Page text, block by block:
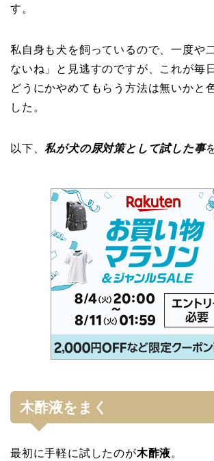
す。
私自身も犬を飼っているので、一度や
ないね」と見逃すのですが、これが毎
どうにかやめてもらう方法は無いかと
した。
以下、私が犬の尿対策として試した事
木酢液をまく
最初に手軽に試したのが木酢液。